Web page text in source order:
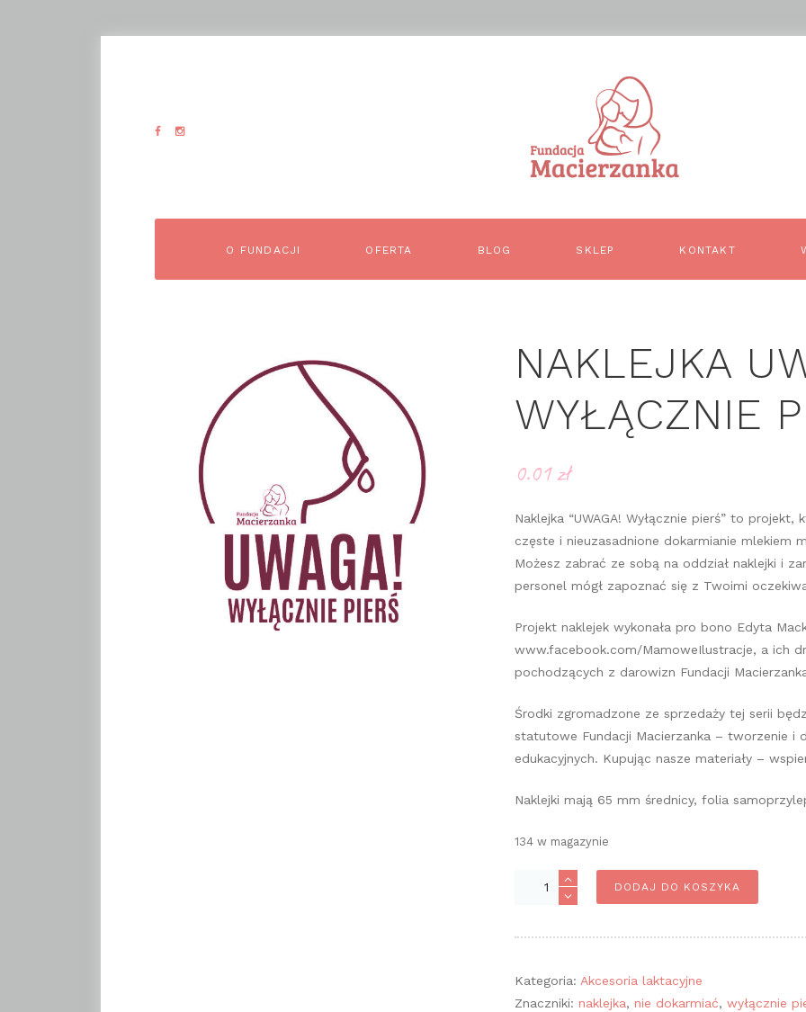
O FUNDACJI OFERTA BLOG SKLEP KONTAKT
NAKLEJKA
WYŁĄCZNIE
0.01zł
Naklejka “UWAGA! Wyłącznie pierś” to
częste i nieuzasadnione dokarmianie mlekiem
Możesz zabrać ze sobą na oddział naklejki i
personel mógł zapoznać się z Twoimi
Projekt naklejek wykonała pro bono Edyta
www.facebook.com/MamoweIlustracje, a ich
pochodzących z darowizn Fundacji
Środki zgromadzone ze sprzedaży tej serii
statutowe Fundacji Macierzanka – tworzenie i
edukacyjnych. Kupując nasze materiały –
Naklejki mają 65 mm średnicy, folia
134 w magazynie
Naklejka
DODAJ DO KOSZYKA
Kategoria: Akcesoria laktacyjne
Znaczniki: naklejka, nie dokarmiać, wyłącznie